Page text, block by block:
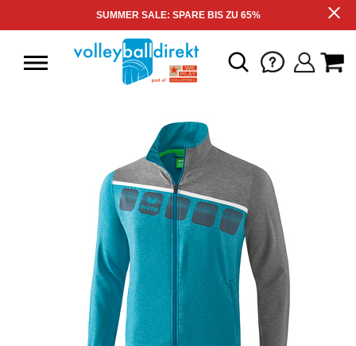
SUMMER SALE: SPARE BIS ZU 65%